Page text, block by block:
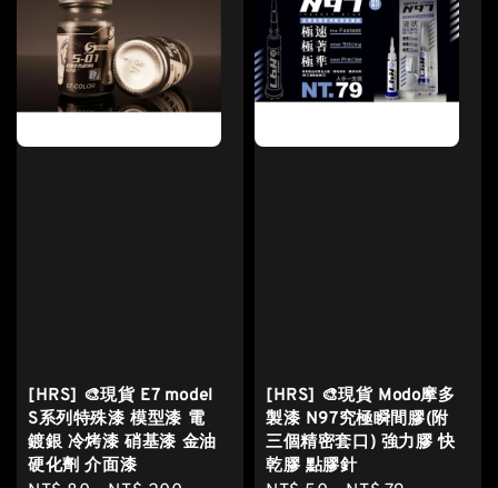
[HRS] 🎨現貨 E7 model
S系列特殊漆 模型漆 電
鍍銀 冷烤漆 硝基漆 金油
硬化劑 介面漆
[HRS] 🎨現貨 Modo摩多
製漆 N97究極瞬間膠(附
三個精密套口) 強力膠 快
乾膠 點膠針